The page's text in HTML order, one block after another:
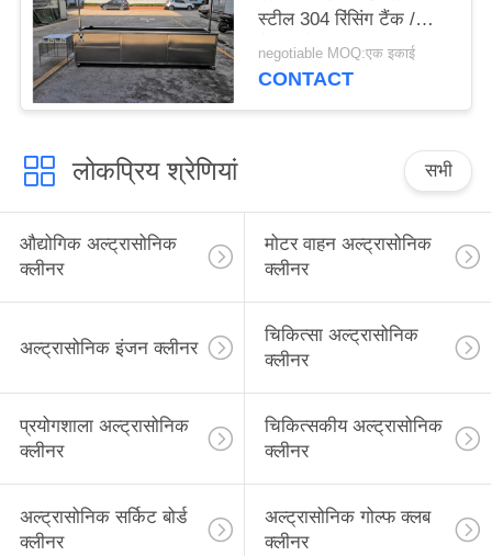
स्टील 304 रिंसिंग टैंक /
कैस्टर के साथ
negotiable MOQ:एक इकाई
CONTACT
लोकप्रिय श्रेणियां सभी
औद्योगिक अल्ट्रासोनिक
क्लीनर
मोटर वाहन अल्ट्रासोनिक
क्लीनर
अल्ट्रासोनिक इंजन क्लीनर
चिकित्सा अल्ट्रासोनिक
क्लीनर
प्रयोगशाला अल्ट्रासोनिक
क्लीनर
चिकित्सकीय अल्ट्रासोनिक
क्लीनर
अल्ट्रासोनिक सर्किट बोर्ड
क्लीनर
अल्ट्रासोनिक गोल्फ क्लब
क्लीनर